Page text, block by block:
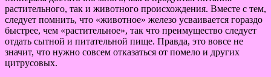
растительного, так и животного происхождения. Вместе с тем,
следует помнить, что «животное» железо усваивается гораздо
быстрее, чем «растительное», так что преимущество следует
отдать сытной и питательной пище. Правда, это вовсе не
значит, что нужно совсем отказаться от помело и других
цитрусовых.